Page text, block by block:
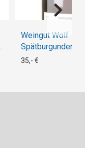
Weingut Wolf
Spätburgunder
Magnum
35,- €